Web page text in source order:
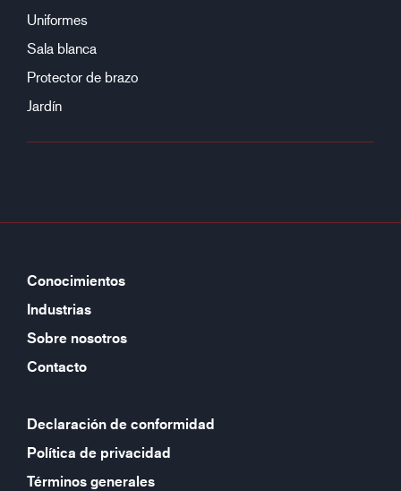
Uniformes
Sala blanca
Protector de brazo
Jardín
Conocimientos
Industrias
Sobre nosotros
Contacto
Declaración de conformidad
Política de privacidad
Términos generales